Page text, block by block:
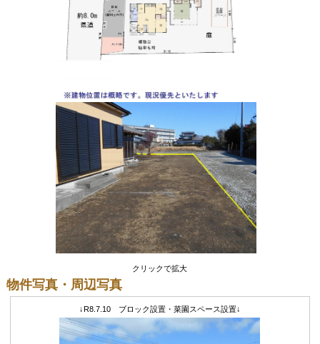
クリックで拡大
物件写真・周辺写真
↓R8.7.10 ブロック設置・菜園スペース設置↓